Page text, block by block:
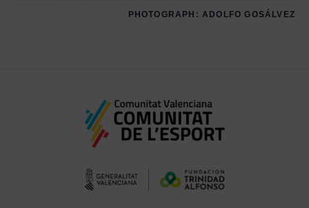
PHOTOGRAPH: ADOLFO GOSÁLVEZ